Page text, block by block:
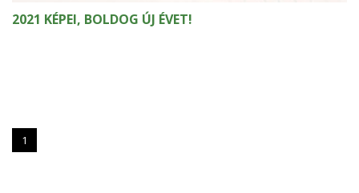
2021 KÉPEI, BOLDOG ÚJ ÉVET!
1